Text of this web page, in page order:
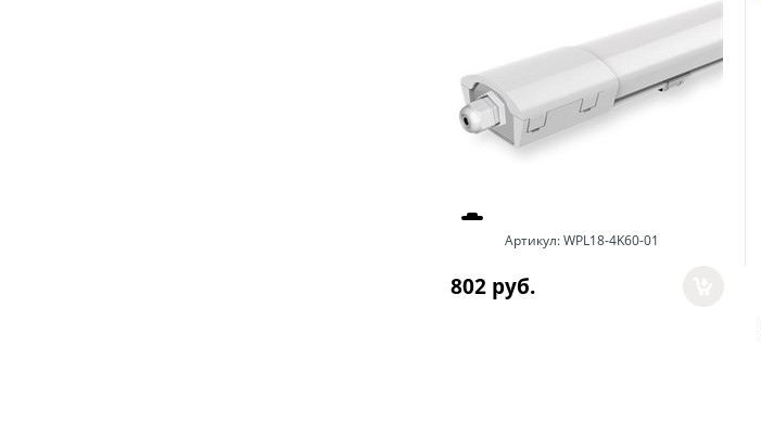
Артикул:WPL18-4K60-01
802 руб.